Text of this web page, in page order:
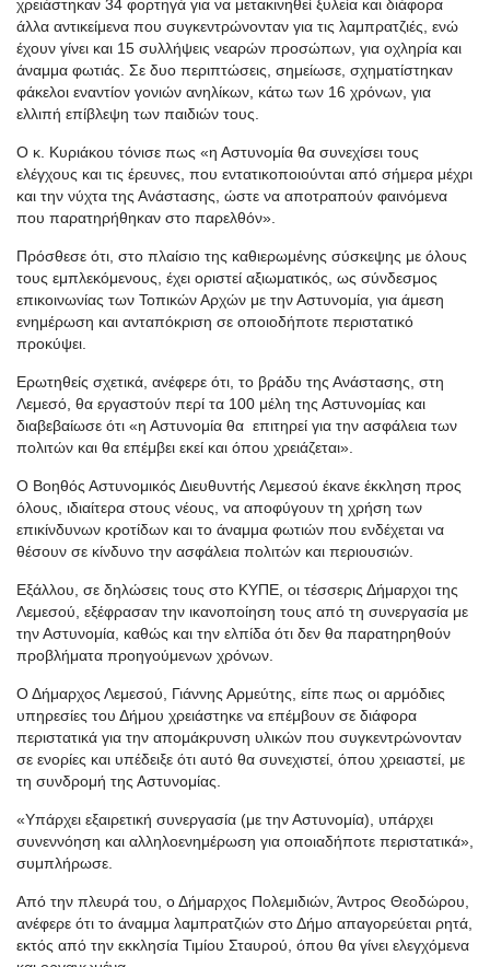
χρειάστηκαν 34 φορτηγά για να μετακινηθεί ξυλεία και διάφορα
άλλα αντικείμενα που συγκεντρώνονταν για τις λαμπρατζιές, ενώ
έχουν γίνει και 15 συλλήψεις νεαρών προσώπων, για οχληρία και
άναμμα φωτιάς. Σε δυο περιπτώσεις, σημείωσε, σχηματίστηκαν
φάκελοι εναντίον γονιών ανηλίκων, κάτω των 16 χρόνων, για
ελλιπή επίβλεψη των παιδιών τους.
Ο κ. Κυριάκου τόνισε πως «η Αστυνομία θα συνεχίσει τους
ελέγχους και τις έρευνες, που εντατικοποιούνται από σήμερα μέχρι
και την νύχτα της Ανάστασης, ώστε να αποτραπούν φαινόμενα
που παρατηρήθηκαν στο παρελθόν».
Πρόσθεσε ότι, στο πλαίσιο της καθιερωμένης σύσκεψης με όλους
τους εμπλεκόμενους, έχει οριστεί αξιωματικός, ως σύνδεσμος
επικοινωνίας των Τοπικών Αρχών με την Αστυνομία, για άμεση
ενημέρωση και ανταπόκριση σε οποιοδήποτε περιστατικό
προκύψει.
Ερωτηθείς σχετικά, ανέφερε ότι, το βράδυ της Ανάστασης, στη
Λεμεσό, θα εργαστούν περί τα 100 μέλη της Αστυνομίας και
διαβεβαίωσε ότι «η Αστυνομία θα επιτηρεί για την ασφάλεια των
πολιτών και θα επέμβει εκεί και όπου χρειάζεται».
Ο Βοηθός Αστυνομικός Διευθυντής Λεμεσού έκανε έκκληση προς
όλους, ιδιαίτερα στους νέους, να αποφύγουν τη χρήση των
επικίνδυνων κροτίδων και το άναμμα φωτιών που ενδέχεται να
θέσουν σε κίνδυνο την ασφάλεια πολιτών και περιουσιών.
Εξάλλου, σε δηλώσεις τους στο ΚΥΠΕ, οι τέσσερις Δήμαρχοι της
Λεμεσού, εξέφρασαν την ικανοποίηση τους από τη συνεργασία με
την Αστυνομία, καθώς και την ελπίδα ότι δεν θα παρατηρηθούν
προβλήματα προηγούμενων χρόνων.
Ο Δήμαρχος Λεμεσού, Γιάννης Αρμεύτης, είπε πως οι αρμόδιες
υπηρεσίες του Δήμου χρειάστηκε να επέμβουν σε διάφορα
περιστατικά για την απομάκρυνση υλικών που συγκεντρώνονταν
σε ενορίες και υπέδειξε ότι αυτό θα συνεχιστεί, όπου χρειαστεί, με
τη συνδρομή της Αστυνομίας.
«Υπάρχει εξαιρετική συνεργασία (με την Αστυνομία), υπάρχει
συνεννόηση και αλληλοενημέρωση για οποιαδήποτε περιστατικά»,
συμπλήρωσε.
Από την πλευρά του, ο Δήμαρχος Πολεμιδιών, Άντρος Θεοδώρου,
ανέφερε ότι το άναμμα λαμπρατζιών στο Δήμο απαγορεύεται ρητά,
εκτός από την εκκλησία Τιμίου Σταυρού, όπου θα γίνει ελεγχόμενα